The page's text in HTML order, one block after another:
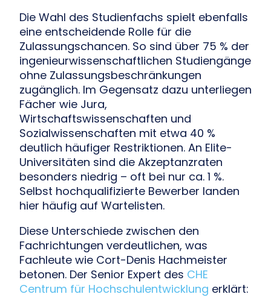
Die Wahl des Studienfachs spielt ebenfalls
eine entscheidende Rolle für die
Zulassungschancen. So sind über 75 % der
ingenieurwissenschaftlichen Studiengänge
ohne Zulassungsbeschränkungen
zugänglich. Im Gegensatz dazu unterliegen
Fächer wie Jura,
Wirtschaftswissenschaften und
Sozialwissenschaften mit etwa 40 %
deutlich häufiger Restriktionen. An Elite-
Universitäten sind die Akzeptanzraten
besonders niedrig – oft bei nur ca. 1 %.
Selbst hochqualifizierte Bewerber landen
hier häufig auf Wartelisten.
Diese Unterschiede zwischen den
Fachrichtungen verdeutlichen, was
Fachleute wie Cort-Denis Hachmeister
betonen. Der Senior Expert des CHE
Centrum für Hochschulentwicklung erklärt: